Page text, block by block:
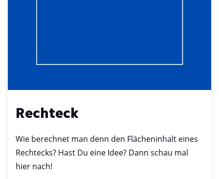
Rechteck
Wie berechnet man denn den Flächeninhalt eines
Rechtecks? Hast Du eine Idee? Dann schau mal
hier nach!